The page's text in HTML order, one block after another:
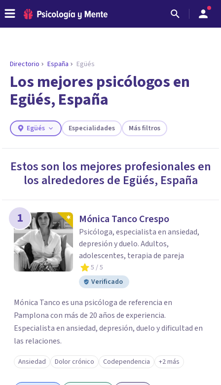
ENCONTRAR MI TERAPEUTA
¿Necesitas ayuda para encontrar el
psicólogo adecuado?
Responde a unas breves preguntas y te ofreceremos
necesidades.
Directorio España Egüés
Los mejores psicólogos en
Egüés, España
Egüés Especialidades Más filtros
Estos son los mejores profesionales en
los alrededores de Egüés, España
1 Mónica Tanco Crespo
Psicóloga, especialista en ansiedad,
depresión y duelo. Adultos,
adolescentes, terapia de pareja
5 / 5
Verificado
Mónica Tanco es una psicóloga de referencia en
Pamplona con más de 20 años de experiencia.
Especialista en ansiedad, depresión, duelo y dificultad en
las relaciones.
Ansiedad Dolor crónico Codependencia +2 más